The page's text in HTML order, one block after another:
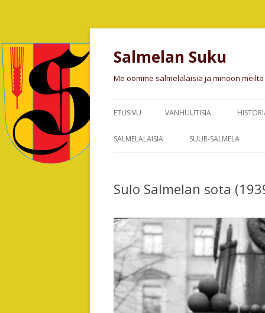
Salmelan Suku
Me oomme salmelalaisia ja minoon meiltä
ETUSIVU VANHUUTISIA
ISÄNTÄ
JUHO
SALMELALAISIA
SANDRA
SULO SALMELA, SALMELAN
HISTORIOITSIJA
TAITEILIJA LEENA SALMELA
SALMELIINI (1840-76)
SUUR-SALMELA
HAUKKA, HAUKILAHTI
HUMALALAMPI JA
Sulo Salmelan sota